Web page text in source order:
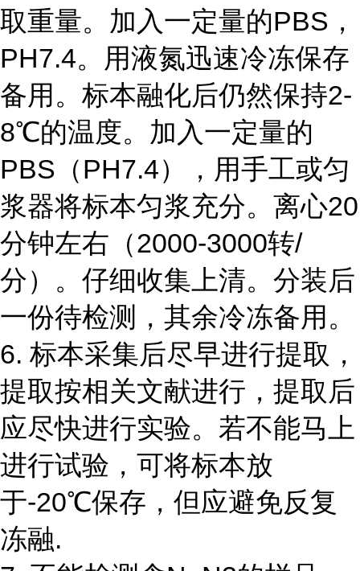
取重量。加入一定量的PBS，
PH7.4。用液氮迅速冷冻保存
备用。标本融化后仍然保持2-
8℃的温度。加入一定量的
PBS（PH7.4），用手工或匀
浆器将标本匀浆充分。离心20
分钟左右（2000-3000转/
分）。仔细收集上清。分装后
一份待检测，其余冷冻备用。
6. 标本采集后尽早进行提取，
提取按相关文献进行，提取后
应尽快进行实验。若不能马上
进行试验，可将标本放
于-20℃保存，但应避免反复
冻融.